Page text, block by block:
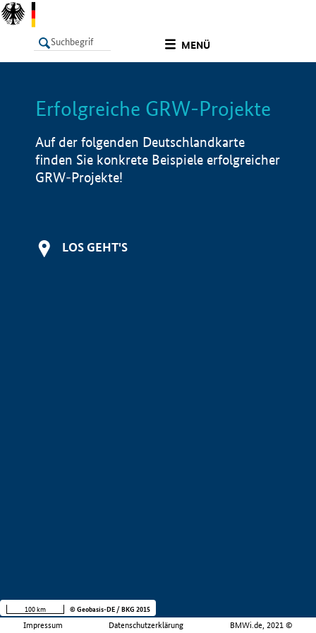
MENÜ
LISTE Info
Erfolgreiche GRW-Projekte
Auf der folgenden Deutschlandkarte
finden Sie konkrete Beispiele erfolgreicher
GRW-Projekte!
LOS GEHT'S
Impressum Datenschutzerklärung BMWi.de, 2021 ©
100 km © Geobasis-DE / BKG 2015